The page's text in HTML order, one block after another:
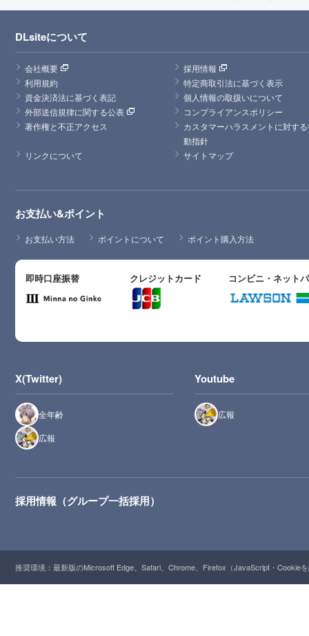
DLsiteについて
会社概要
採用情報
利用規約
特定商取引法に基づく表示
資金決済法に基づく表記
個人情報の取扱いについて
外部送信規律に関する公表
コンプライアンスポリシー
著作権と不正アクセス
カスタマーハラスメントに対す
動指針
リンクについて
サイトマップ
お支払い&ポイント
お支払い方法 ポイントについて ポイント購入方法
即時口座振替 クレジットカード コンビニ・ネット
X(Twitter)
全年齢
広報
Youtube
広報
採用情報（グループ一括採用）
推奨環境：最新版のMicrosoft Edge、Safari、Chrome、Firefox（JavaScript・Cookie